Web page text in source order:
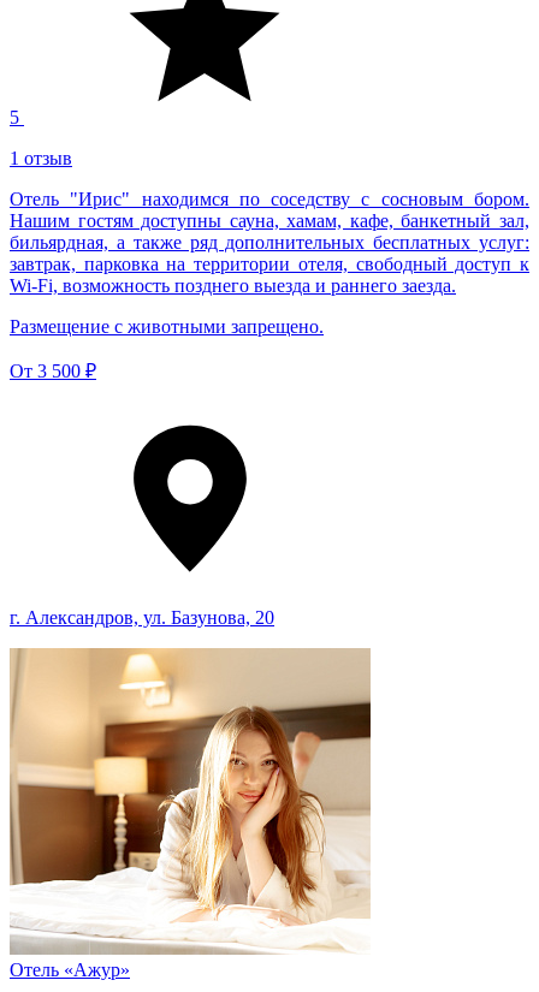
5
1 отзыв
Отель "Ирис" находимся по соседству с сосновым бором.
Нашим гостям доступны сауна, хамам, кафе, банкетный зал,
бильярдная, а также ряд дополнительных бесплатных услуг:
завтрак, парковка на территории отеля, свободный доступ к
Wi-Fi, возможность позднего выезда и раннего заезда.
Размещение с животными запрещено.
От 3 500 ₽
г. Александров, ул. Базунова, 20
Отель «Ажур»